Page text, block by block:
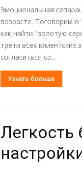
Эмоциональная
возрасте. Поговорим
как найти "золотую
трети всех
согласиться со...
Узнать больше